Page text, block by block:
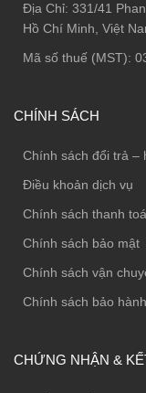
Địa Chỉ: 331/41
Hồ Chí Minh, Việt
Mã số thuế (MST):
CHÍNH SÁCH
Chính sách đổi trả –
Điều khoản dịch vụ
Chính sách thanh
Chính sách bảo mật
Chính sách vận
Chính sách bảo hành
CHỨNG NHẬN &